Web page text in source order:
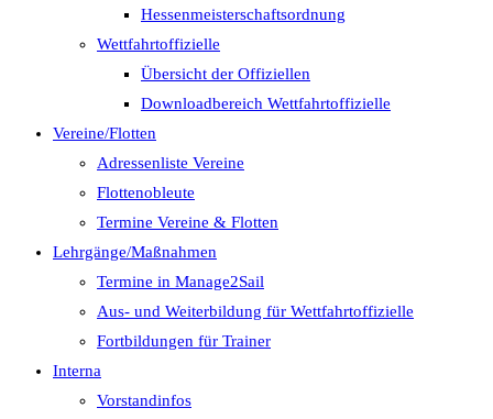
Hessenmeisterschaftsordnung
Wettfahrtoffizielle
Übersicht der Offiziellen
Downloadbereich Wettfahrtoffizielle
Vereine/Flotten
Adressenliste Vereine
Flottenobleute
Termine Vereine & Flotten
Lehrgänge/Maßnahmen
Termine in Manage2Sail
Aus- und Weiterbildung für Wettfahrtoffizielle
Fortbildungen für Trainer
Interna
Vorstandinfos